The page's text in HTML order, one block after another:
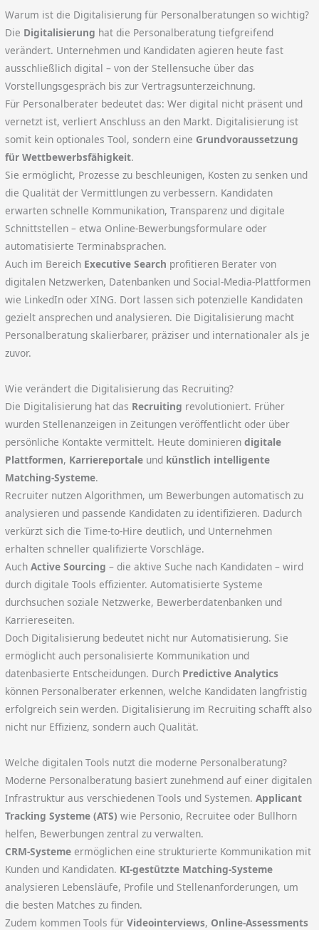
Warum ist die Digitalisierung für Personalberatungen so wichtig?
Die Digitalisierung hat die Personalberatung tiefgreifend
verändert. Unternehmen und Kandidaten agieren heute fast
ausschließlich digital – von der Stellensuche über das
Vorstellungsgespräch bis zur Vertragsunterzeichnung.
Für Personalberater bedeutet das: Wer digital nicht präsent und
vernetzt ist, verliert Anschluss an den Markt. Digitalisierung ist
somit kein optionales Tool, sondern eine Grundvoraussetzung
für Wettbewerbsfähigkeit.
Sie ermöglicht, Prozesse zu beschleunigen, Kosten zu senken und
die Qualität der Vermittlungen zu verbessern. Kandidaten
erwarten schnelle Kommunikation, Transparenz und digitale
Schnittstellen – etwa Online-Bewerbungsformulare oder
automatisierte Terminabsprachen.
Auch im Bereich Executive Search profitieren Berater von
digitalen Netzwerken, Datenbanken und Social-Media-Plattformen
wie LinkedIn oder XING. Dort lassen sich potenzielle Kandidaten
gezielt ansprechen und analysieren. Die Digitalisierung macht
Personalberatung skalierbarer, präziser und internationaler als je
zuvor.
Wie verändert die Digitalisierung das Recruiting?
Die Digitalisierung hat das Recruiting revolutioniert. Früher
wurden Stellenanzeigen in Zeitungen veröffentlicht oder über
persönliche Kontakte vermittelt. Heute dominierendigitale
Plattformen, Karriereportale und künstlich intelligente
Matching-Systeme.
Recruiter nutzen Algorithmen, um Bewerbungen automatisch zu
analysieren und passende Kandidaten zu identifizieren. Dadurch
verkürzt sich die Time-to-Hire deutlich, und Unternehmen
erhalten schneller qualifizierte Vorschläge.
AuchActive Sourcing – die aktive Suche nach Kandidaten – wird
durch digitale Tools effizienter. Automatisierte Systeme
durchsuchen soziale Netzwerke, Bewerberdatenbanken und
Karriereseiten.
Doch Digitalisierung bedeutet nicht nur Automatisierung. Sie
ermöglicht auch personalisierte Kommunikation und
datenbasierte Entscheidungen. Durch Predictive Analytics
können Personalberater erkennen, welche Kandidaten langfristig
erfolgreich sein werden. Digitalisierung im Recruiting schafft also
nicht nur Effizienz, sondern auch Qualität.
Welche digitalen Tools nutzt die moderne Personalberatung?
Moderne Personalberatung basiert zunehmend auf einer digitalen
Infrastruktur aus verschiedenen Tools und Systemen.Applicant
Tracking Systeme (ATS) wie Personio, Recruitee oder Bullhorn
helfen, Bewerbungen zentral zu verwalten.
CRM-Systeme ermöglichen eine strukturierte Kommunikation mit
Kunden und Kandidaten. KI-gestützte Matching-Systeme
analysieren Lebensläufe, Profile und Stellenanforderungen, um
die besten Matches zu finden.
Zudem kommen Tools fürVideointerviews, Online-Assessments